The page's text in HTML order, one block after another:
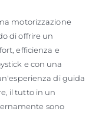
motorizzazione
di offrire un
efficienza e
e con una
di guida
il tutto in un
sono